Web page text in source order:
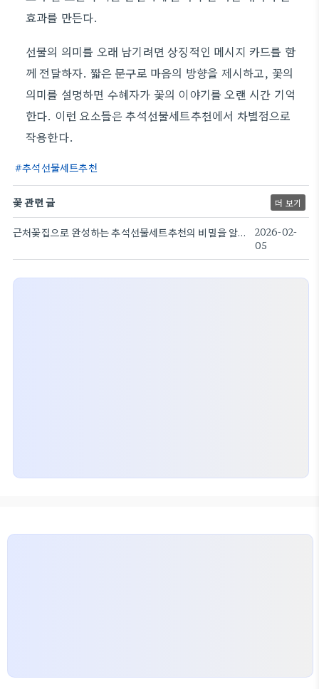
효과를 만든다.
선물의 의미를 오래 남기려면 상징적인 메시지 카드를 함
께 전달하자. 짧은 문구로 마음의 방향을 제시하고, 꽃의
의미를 설명하면 수혜자가 꽃의 이야기를 오랜 시간 기억
한다. 이런 요소들은 추석선물세트추천에서 차별점으로
작용한다.
추석선물세트추천
꽃 관련 글 더 보기
근처꽃집으로 완성하는 추석선물세트추천의 비밀을 알아본다
2026-02-
05